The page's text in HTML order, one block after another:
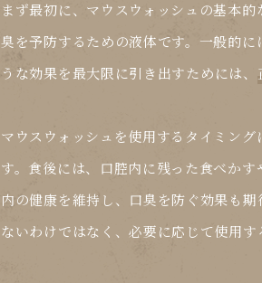
まず最初に、マウスウォッシュの基本
臭を予防するための液体です。一般的
うな効果を最大限に引き出すためには、
マウスウォッシュを使用するタイミン
す。食後には、口腔内に残った食べか
内の健康を維持し、口臭を防ぐ効果も
ないわけではなく、必要に応じて使用す